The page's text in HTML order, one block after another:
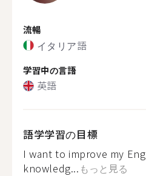
流暢
イタリア語
学習中の言語
英語
語学学習の目標
I want to improve my
knowledg... もっと見る